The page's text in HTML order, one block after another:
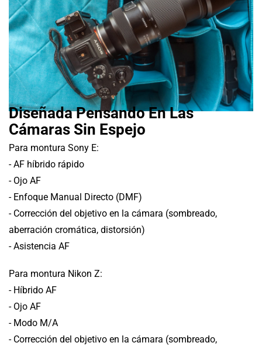
Diseñada Pensando En Las
Cámaras Sin Espejo
Para montura Sony E:
- AF híbrido rápido
- Ojo AF
- Enfoque Manual Directo (DMF)
- Corrección del objetivo en la cámara (sombreado,
aberración cromática, distorsión)
- Asistencia AF
Para montura Nikon Z:
- Híbrido AF
- Ojo AF
- Modo M/A
- Corrección del objetivo en la cámara (sombreado,